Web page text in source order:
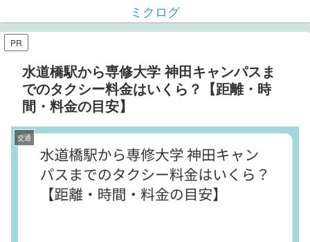
ミクログ
PR
水道橋駅から専修大学 神田キャンパスま
でのタクシー料金はいくら？【距離・時
間・料金の目安】
交通